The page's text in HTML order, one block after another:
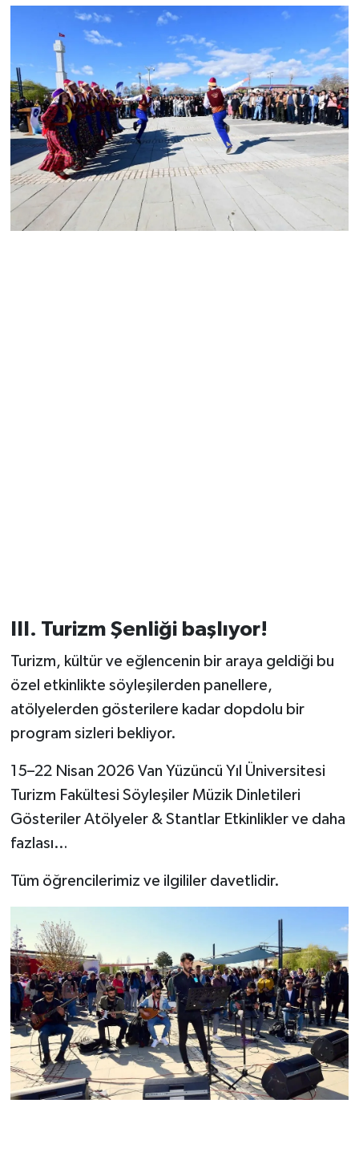
III. Turizm Şenliği başlıyor!
Turizm, kültür ve eğlencenin bir araya geldiği bu
özel etkinlikte söyleşilerden panellere,
atölyelerden gösterilere kadar dopdolu bir
program sizleri bekliyor.
15–22 Nisan 2026 Van Yüzüncü Yıl Üniversitesi
Turizm Fakültesi Söyleşiler Müzik Dinletileri
Gösteriler Atölyeler & Stantlar Etkinlikler ve daha
fazlası…
Tüm öğrencilerimiz ve ilgililer davetlidir.